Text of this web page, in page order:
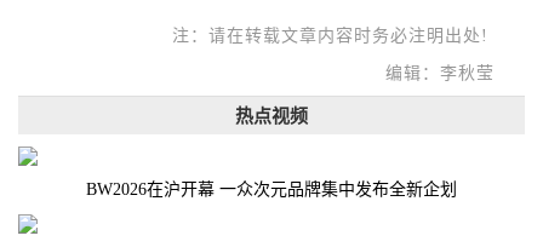
注：请在转载文章内容时务必注明出处!
编辑：李秋莹
热点视频
BW2026在沪开幕 一众次元品牌集中发布全新企划